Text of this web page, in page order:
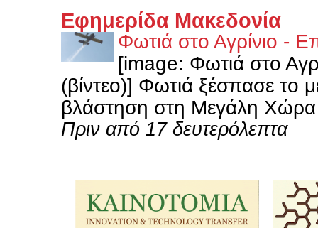
Εφημερίδα Μακεδονία
Φωτιά στο Αγρίνιο -
[image: Φωτιά στο
(βίντεο)] Φωτιά ξέσπασε το
βλάστηση στη Μεγάλη Χώρα
Πριν από 17 δευτερόλεπτα